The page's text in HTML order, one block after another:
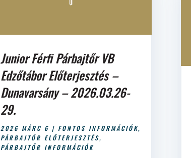
Junior Férfi Párbajtőr VB
Edzőtábor Előterjesztés –
Dunavarsány – 2026.03.26-
29.
2026 MÁRC 6 | FONTOS INFORMÁCIÓK,
PÁRBAJTŐR ELŐTERJESZTÉS,
PÁRBAJTŐR INFORMÁCIÓK